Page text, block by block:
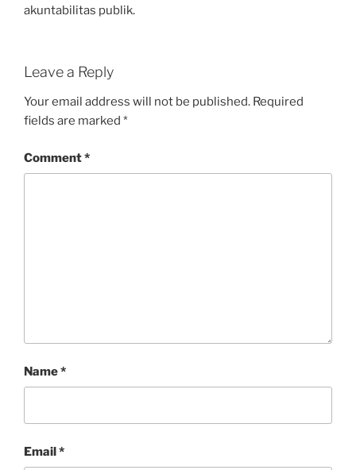
akuntabilitas publik.
Leave a Reply
Your email address will not be published. Required
fields are marked *
Comment*
Name*
Email*